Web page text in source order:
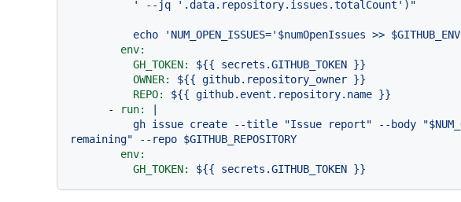
echo 'NUM_OPEN_ISSUES=' $numOpenIssues >> $GITHUB_ENV
env:
GH_TOKEN:
${{ secrets.GITHUB_TOKEN }}
OWNER:
${{ github.repository_owner }}
REPO:
${{ github.event.repository.name }}
-
run:
env:
GH_TOKEN:
${{ secrets.GITHUB_TOKEN }}